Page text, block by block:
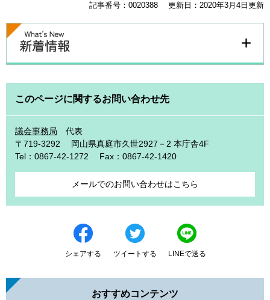
記事番号：0020388 更新日：2020年3月4日更新
このページに関するお問い合わせ先
議会事務局
代表
〒719-3292
岡山県真庭市久世2927－2 本庁舎4F
Tel：0867-42-1272
Fax：0867-42-1420
メールでのお問い合わせはこちら
シェアする ツイートする LINEで送る
おすすめコンテンツ